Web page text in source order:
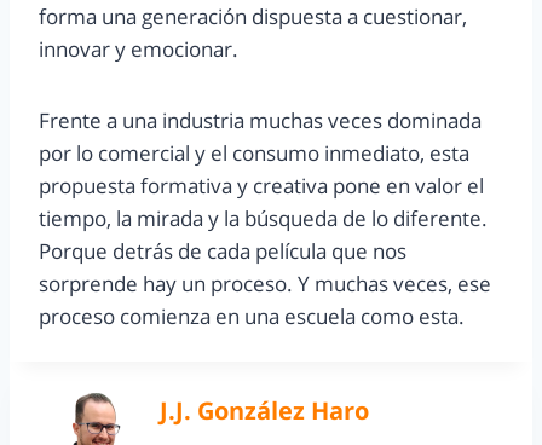
forma una generación dispuesta a cuestionar,
innovar y emocionar.
Frente a una industria muchas veces dominada
por lo comercial y el consumo inmediato, esta
propuesta formativa y creativa pone en valor el
tiempo, la mirada y la búsqueda de lo diferente.
Porque detrás de cada película que nos
sorprende hay un proceso. Y muchas veces, ese
proceso comienza en una escuela como esta.
J.J. González Haro